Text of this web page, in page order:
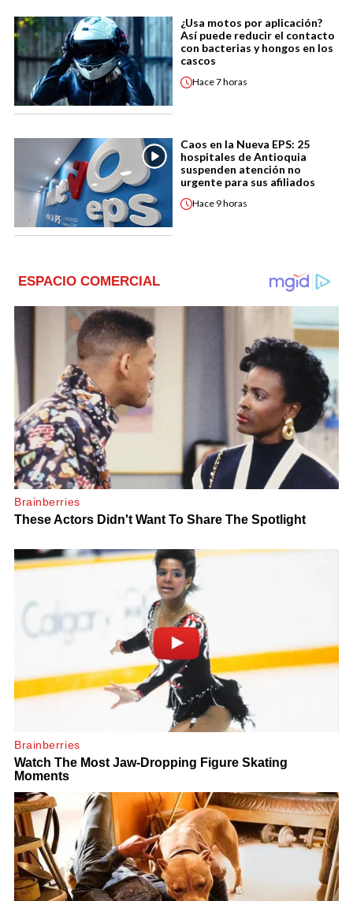
¿Usa motos por aplicación?
Así puede reducir el contacto
con bacterias y hongos en los
cascos
Hace7 horas
Caos en la Nueva EPS: 25
hospitales de Antioquia
suspenden atención no
urgente para sus afiliados
Hace 9 horas